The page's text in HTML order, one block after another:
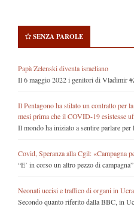
SENZA PAROLE
Papà Zelenski diventa israeliano
Il 6 maggio 2022 i genitori di Vladimir
Il Pentagono ha stilato un contratto per
mesi prima che il COVID-19 esistesse
Il mondo ha iniziato a sentire parlare per
Covid, Speranza alla Cgil: «Campagna
“E’ in corso un altro pezzo di
Neonati uccisi e traffico di organi in
Secondo quanto riferito dalla BBC, in